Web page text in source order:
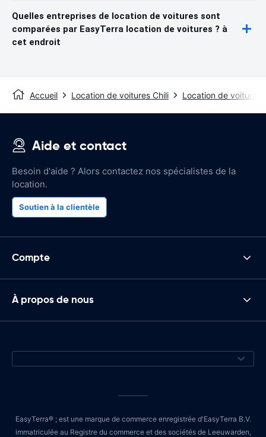
Quelles entreprises de location de voitures sont
comparées par EasyTerra location de voitures ? à
cet endroit
Accueil Location de voitures Chili Location de voitures
Aide et contact
Besoin d'aide ? Alors contactez nos spécialistes de la
location.
Soutien à la clientèle
Compte
À propos de nous
EasyTerra® ; est une marque de commerce enregistrée d'EasyTerra B.V.
immatriculée au Registre du commerce et des sociétés de Leeuwarden,